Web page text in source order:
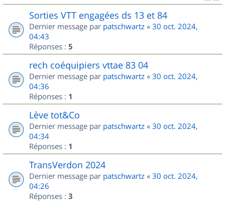
Sorties VTT engagées ds 13 et 84
Dernier message par patschwartz « 30 oct. 2024,
04:43
Réponses : 5
rech coéquipiers vttae 83 04
Dernier message par patschwartz « 30 oct. 2024,
04:36
Réponses : 1
Lève tot&Co
Dernier message par patschwartz « 30 oct. 2024,
04:34
Réponses : 1
TransVerdon 2024
Dernier message par patschwartz « 30 oct. 2024,
04:26
Réponses : 3